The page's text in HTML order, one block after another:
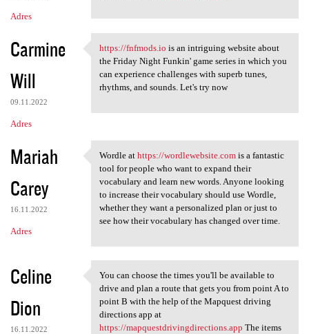
Adres
Carmine
Will
09.11.2022
Adres
https://fnfmods.io is an
https://fnfmods.io is an intriguing website about
the Friday Night Funkin' game series in which you
can experience challenges with superb tunes,
rhythms, and sounds. Let's try now
Mariah
Carey
16.11.2022
Adres
Wordle at https:/
Wordle at https://wordlewebsite.comis a fantastic
tool for people who want to expand their
vocabulary and learn new words. Anyone looking
to increase their vocabulary should use Wordle,
whether they want a personalized plan or just to
see how their vocabulary has changed over time.
Celine
Dion
16.11.2022
You can choose the times you
You can choose the times you'll be available to
drive and plan a route that gets you from point A to
point B with the help of the Mapquest driving
directions app at
https://mapquestdrivingdirections.app The items